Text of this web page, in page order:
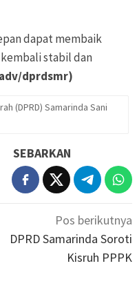
dapat membaik
stabil dan
dprdsmr)
(DPRD) Samarinda Sani
SEBARKAN
Pos berikutnya
DPRD Samarinda Soroti
Kisruh PPPK